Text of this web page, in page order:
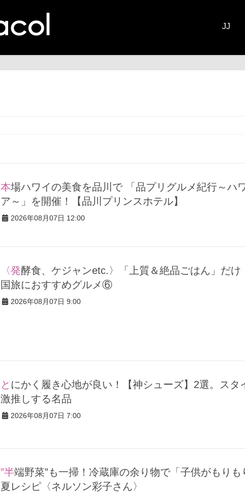
JJ
本場ハワイの美食を品川で 「品プリグルメ紀行～ハワイアンフェ
ア～」を開催！【品川プリンスホテル】
2026年08月07日 12:00
〈発酵食、ケジャンetc.〉「上質＆絶品ごはん」だけ！大人の韓
国旅におすすめグルメ⑥
2026年08月07日 9:00
とにかく履き心地が良い！【神シューズ】2選。スタイリストが
激推しする名品
2026年08月07日 7:00
”半端野菜”も一掃！冷蔵庫の余り物で「子供がもりもり食べる」
夏レシピ〈ネルソン彩子さん〉